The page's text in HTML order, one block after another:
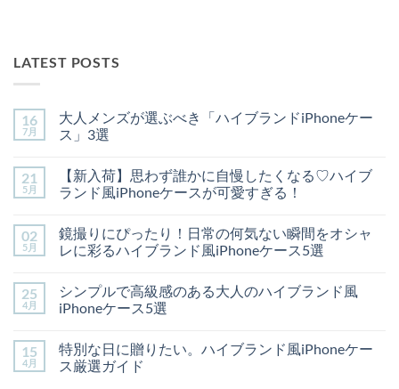
LATEST POSTS
16
7月
大人メンズが選ぶべき「ハイブランドiPhoneケー
ス」3選
ン
ズ
ぶ
べ
き
ブ
ラ
ン
ケ
ー
ス」
ト
は
あ
り
ま
21
5月
【新入荷】思わず誰かに自慢したくなる♡ハイブ
ランド風iPhoneケースが可愛すぎる！
荷】
思
わ
か
に
自
た
く
な
ン
ト
は
あ
り
ま
02
5月
鏡撮りにぴったり！日常の何気ない瞬間をオシャ
レに彩るハイブランド風iPhoneケース5選
り
に
ぴ
り！
日
常
ン
ト
は
あ
り
ま
25
4月
シンプルで高級感のある大人のハイブランド風
iPhoneケース5選
プ
ル
で
ン
ト
は
15
4月
特別な日に贈りたい。ハイブランド風iPhoneケー
ス厳選ガイド